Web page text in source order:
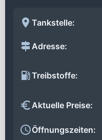
Tankstelle:
Adresse:
Treibstoffe:
Aktuelle Preise:
Öffnungszeiten: